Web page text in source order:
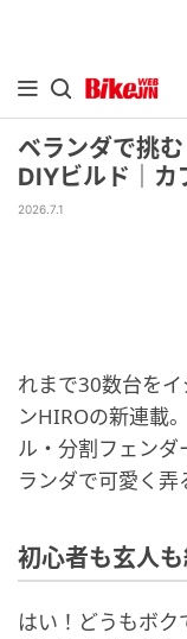
ベランダで挑
DIYビルド｜カ
2026.7.1
れまで30数台を
ンHIROの新連載
ル・分割フェン
ランダで可愛く弄
初心者も玄人
はい！どうもボク